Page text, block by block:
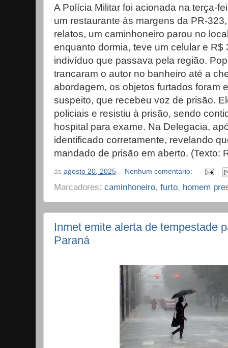
A Polícia Militar foi acionada na terça-
um restaurante às margens da PR-
relatos, um caminhoneiro parou no
enquanto dormia, teve um celular e R$
indivíduo que passava pela região.
trancaram o autor no banheiro até a
abordagem, os objetos furtados foram
suspeito, que recebeu voz de prisão.
policiais e resistiu à prisão, sendo
hospital para exame. Na Delegacia,
identificado corretamente, revelando
mandado de prisão em aberto. (Texto:
às agosto 20, 2025 Nenhum comentário:
Marcadores: caminhoneiro, furto, homem
Inmet emite alerta de tempestade
Paraná